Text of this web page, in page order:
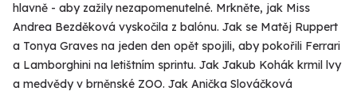
hlavně - aby zažily nezapomenutelné. Mrkněte, jak Miss
Andrea Bezděková vyskočila z balónu. Jak se Matěj Ruppert
a Tonya Graves na jeden den opět spojili, aby pokořili Ferrari
a Lamborghini na letištním sprintu. Jak Jakub Kohák krmil lvy
a medvědy v brněnské ZOO. Jak Anička Slováčková